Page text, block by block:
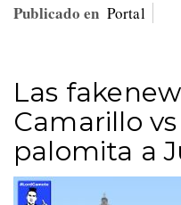
Publicado en Portal
Las
Camarillo
palomita a